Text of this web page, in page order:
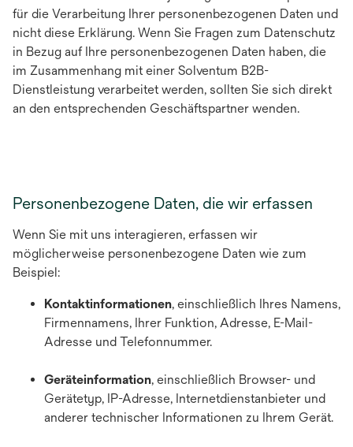
für die Verarbeitung Ihrer personenbezogenen Daten und
nicht diese Erklärung. Wenn Sie Fragen zum Datenschutz
in Bezug auf Ihre personenbezogenen Daten haben, die
im Zusammenhang mit einer Solventum B2B-
Dienstleistung verarbeitet werden, sollten Sie sich direkt
an den entsprechenden Geschäftspartner wenden.
Personenbezogene Daten, die wir erfassen
Wenn Sie mit uns interagieren, erfassen wir
möglicherweise personenbezogene Daten wie zum
Beispiel:
Kontaktinformationen, einschließlich Ihres Namens,
Firmennamens, Ihrer Funktion, Adresse, E-Mail-
Adresse und Telefonnummer.
Geräteinformation, einschließlich Browser- und
Gerätetyp, IP-Adresse, Internetdienstanbieter und
anderer technischer Informationen zu Ihrem Gerät.